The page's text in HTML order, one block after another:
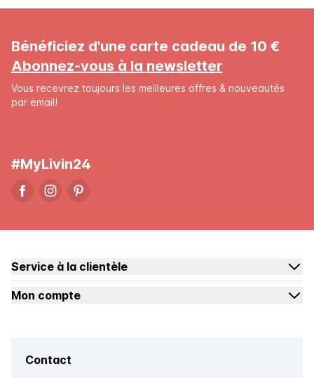
Bénéficiez d'une carte cadeau de 10 €
Abonnez-vous à la newsletter
Vous recevrez toujours les meilleures offres & nouveautés
par email!
#MyLivin24
Service à la clientèle
Mon compte
Contact